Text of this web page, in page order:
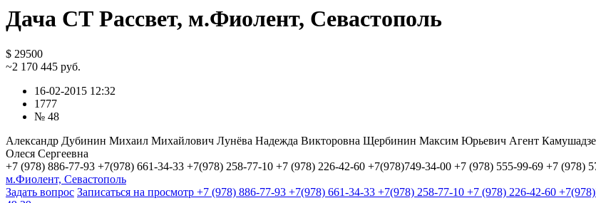
Дача СТ Рассвет, м.Фиолент, Севастополь
$ 29500
~2 170 445 руб.
16-02-2015 12:32
1777
№ 48
Александр Дубинин Михаил Михайлович Лунёва Надежда Викторовна Щербинин Максим Юрьевич Агент Камушадзе
Олеся Сергеевна
+7 (978) 886-77-93 +7(978) 661-34-33 +7(978) 258-77-10 +7 (978) 226-42-60 +7(978)749-34-00 +7 (978) 555-99-69 +7 (978)
м.Фиолент, Севастополь
Задать вопрос Записаться на просмотр +7 (978) 886-77-93 +7(978) 661-34-33 +7(978) 258-77-10 +7 (978) 226-42-60